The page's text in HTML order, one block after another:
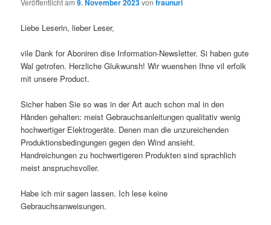
Veröffentlicht am9. November 2023vonfraunuri
Liebe Leserin, lieber Leser,
vile Dank for Aboniren dise Information-Newsletter. Si haben gute
Wal getrofen. Herzliche Glukwunsh! Wir wuenshen Ihne vil erfolk
mit unsere Product.
Sicher haben Sie so was in der Art auch schon mal in den
Händen gehalten: meist Gebrauchsanleitungen qualitativ wenig
hochwertiger Elektrogeräte. Denen man die unzureichenden
Produktionsbedingungen gegen den Wind ansieht.
Handreichungen zu hochwertigeren Produkten sind sprachlich
meist anspruchsvoller.
Habe ich mir sagen lassen. Ich lese keine
Gebrauchsanweisungen.